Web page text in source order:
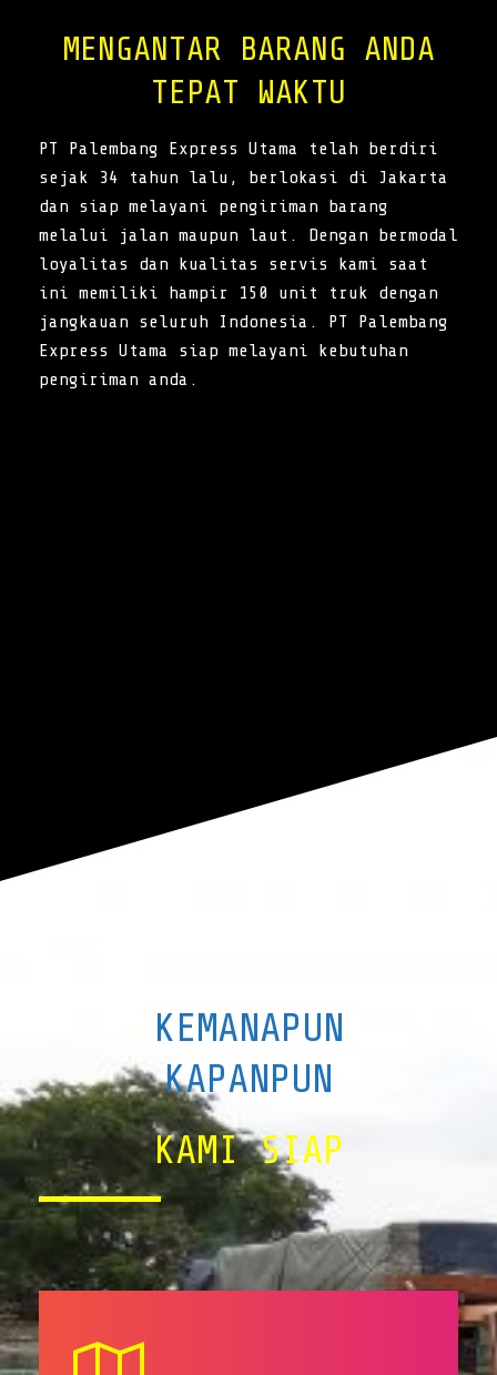
MENGANTAR BARANG ANDA
TEPAT WAKTU
PT Palembang Express Utama telah berdiri
sejak 34 tahun lalu, berlokasi di Jakarta
dan siap melayani pengiriman barang
melalui jalan maupun laut. Dengan bermodal
loyalitas dan kualitas servis kami saat
ini memiliki hampir 150 unit truk dengan
jangkauan seluruh Indonesia. PT Palembang
Express Utama siap melayani kebutuhan
pengiriman anda.
KEMANAPUN
KAPANPUN
KAMI SIAP